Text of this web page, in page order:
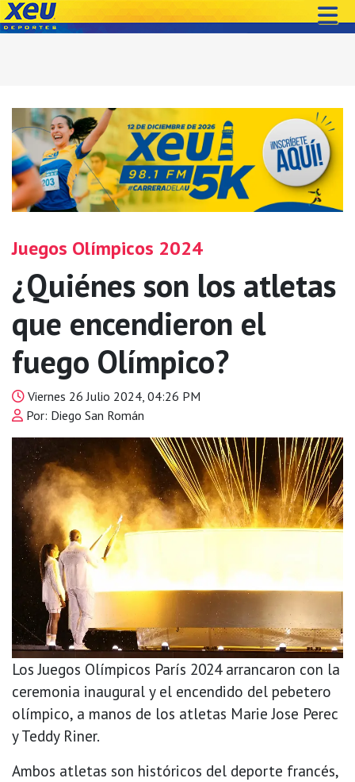
Juegos Olímpicos 2024
¿Quiénes son los atletas
que encendieron el
fuego Olímpico?
Viernes 26 Julio 2024, 04:26 PM
Por: Diego San Román
Los Juegos Olímpicos París 2024 arrancaron con la
ceremonia inaugural y el encendido del pebetero
olímpico, a manos de los atletas Marie Jose Perec
y Teddy Riner.
Ambos atletas son históricos del deporte francés,